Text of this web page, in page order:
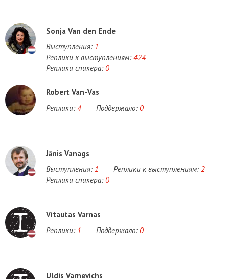
Sonja Van den Ende
Выступления: 1
Реплики к выступлениям: 424
Реплики спикера: 0
Robert Van-Vas
Реплики: 4 Поддержало: 0
Jānis Vanags
Выступления: 1 Реплики к выступлениям: 2
Реплики спикера: 0
Vitautas Varnas
Реплики: 1 Поддержало: 0
Uldis Varnevichs